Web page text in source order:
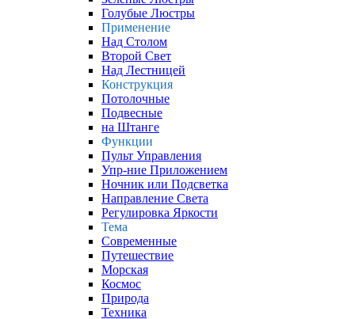
Голубые Люстры
Применение
Над Столом
Второй Свет
Над Лестницей
Конструкция
Потолочные
Подвесные
на Штанге
Функции
Пульт Управления
Упр-ние Приложением
Ночник или Подсветка
Направление Света
Регулировка Яркости
Тема
Современные
Путешествие
Морская
Космос
Природа
Техника